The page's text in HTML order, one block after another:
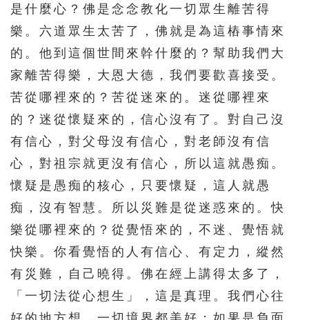
271 272 273 274 275
276 277 278 279 280
281 282 283 284 285
291 292 293 294 295
296 297 298 299 300
301 302 303 304 305
306 307 308 309 310
316 317 318 319 320
321 322 323 324 325
326 327 328 329 330
是什麼心？佛是念念教化一切眾生離苦得
樂。六道眾生太苦了，佛就是為這樁事情來
的。他到這個世間來幹什麼的？幫助我們大
家離苦得樂，大恩大德，我們要歡喜接受。
苦從哪裡來的？苦從迷來的。迷從哪裡來
的？迷從懷疑來的，信心沒有了。對自己沒
有信心，對父母沒有信心，對老師沒有信
心，對祖宗就更沒有信心，所以這就愚痴。
懷疑是愚痴的核心，只要懷疑，這人就愚
痴，沒有智慧。所以災難是從迷惑來的。快
樂從哪裡來的？從覺悟來的，不迷、覺悟就
快樂。你看覺悟的人有信心、有定力，縱然
有災難，自己曉得。佛在經上講得太多了，
「一切法從心想生」，這是真理。我們心往